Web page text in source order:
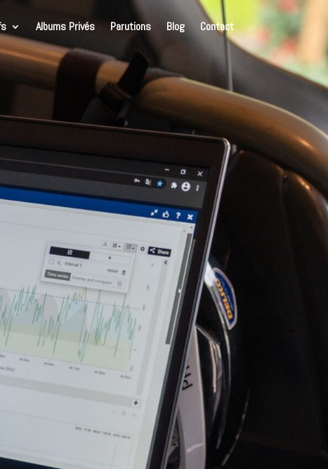
Albums Privés Parutions Blog Contact